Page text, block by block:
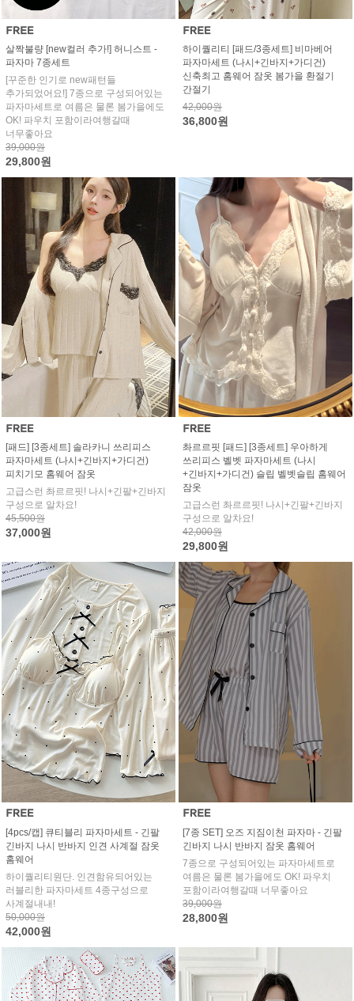
살짝불량 [new컬러 추가!] 허니스트 -
파자마 7종세트
[꾸준한 인기로 new패턴들
추가되었어요!] 7종으로 구성되어있는
파자마세트로 여름은 물론 봄가을에도
OK! 파우치 포함이라여행갈때
너무좋아요
39,000원
29,800원
하이퀄리티 [패드/3종세트] 비마베어
파자마세트 (나시+긴바지+가디건)
신축최고 홈웨어 잠옷 봄가을 환절기
간절기
42,000원
36,800원
[패드] [3종세트] 솔라카니 쓰리피스
파자마세트 (나시+긴바지+가디건)
피치기모 홈웨어 잠옷
고급스런 촤르르핏! 나시+긴팔+긴바지
구성으로 알차요!
45,500원
37,000원
촤르르핏 [패드] [3종세트] 우아하게
쓰리피스 벨벳 파자마세트 (나시
+긴바지+가디건) 슬립 벨벳슬립 홈웨어
잠옷
고급스런 촤르르핏! 나시+긴팔+긴바지
구성으로 알차요!
42,000원
29,800원
[4pcs/캡] 큐티블리 파자마세트 - 긴팔
긴바지 나시 반바지 인견 사계절 잠옷
홈웨어
하이퀄리티원단. 인견함유되어있는
러블리한 파자마세트 4종구성으로
사계절내내!
50,000원
42,000원
[7종 SET] 오즈 지짐이천 파자마 - 긴팔
긴바지 나시 반바지 잠옷 홈웨어
7종으로 구성되어있는 파자마세트로
여름은 물론 봄가을에도 OK! 파우치
포함이라여행갈때 너무좋아요
39,000원
28,800원